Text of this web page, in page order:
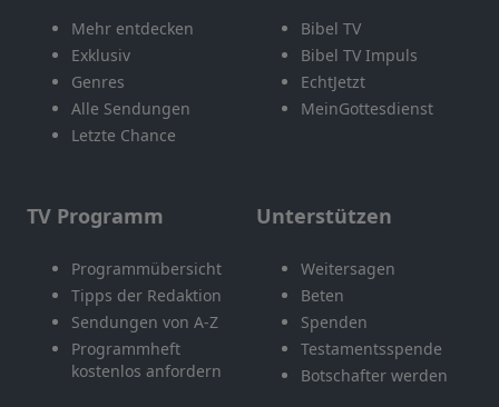
Mehr entdecken
Exklusiv
Genres
Alle Sendungen
Letzte Chance
Bibel TV
Bibel TV Impuls
EchtJetzt
MeinGottesdienst
TV Programm
Programmübersicht
Tipps der Redaktion
Sendungen von A-Z
Programmheft
kostenlos anfordern
Unterstützen
Weitersagen
Beten
Spenden
Testamentsspende
Botschafter werden